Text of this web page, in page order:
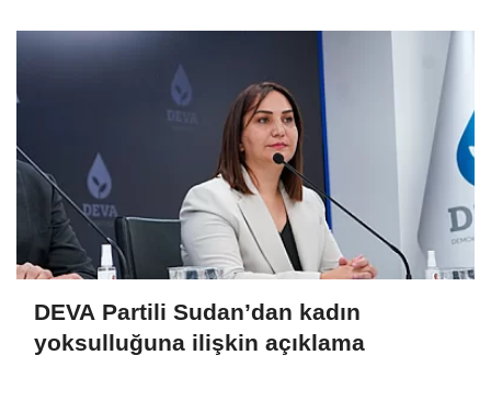
DEVA Partili Sudan’dan kadın
yoksulluğuna ilişkin açıklama